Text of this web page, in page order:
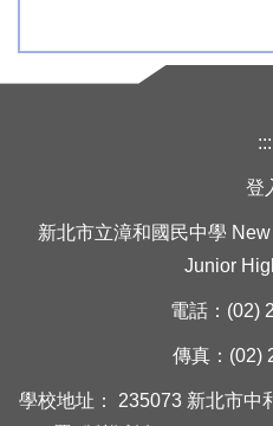
:::
登
新北市立漳和國民中學
Junior
電話：(02)
傳真：(02)
學校地址： 235073 新北市中